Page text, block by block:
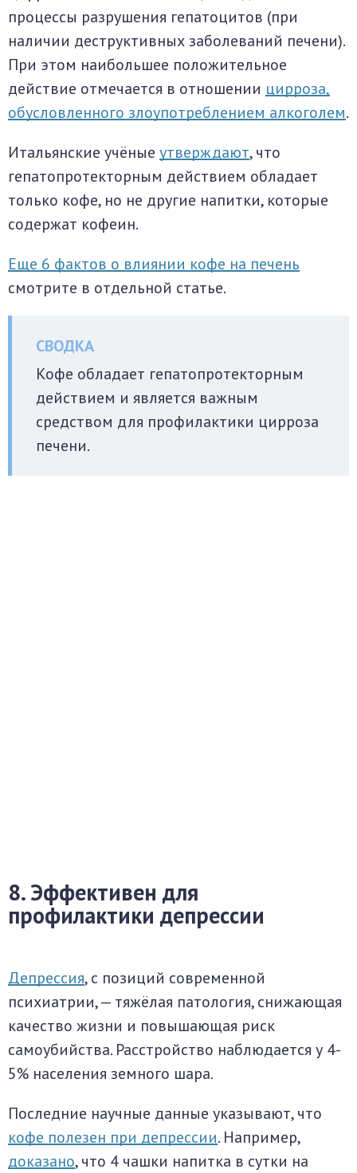
процессы разрушения гепатоцитов (при
наличии деструктивных заболеваний печени).
При этом наибольшее положительное
действие отмечается в отношении цирроза,
обусловленного злоупотреблением алкоголем.
Итальянские учёные утверждают, что
гепатопротекторным действием обладает
только кофе, но не другие напитки, которые
содержат кофеин.
Еще 6 фактов о влиянии кофе на печень
смотрите в отдельной статье.
Кофе обладает гепатопротекторным
действием и является важным
средством для профилактики цирроза
печени.
8. Эффективен для
профилактики депрессии
Депрессия, с позиций современной
психиатрии, — тяжёлая патология, снижающая
качество жизни и повышающая риск
самоубийства. Расстройство наблюдается у 4-
5% населения земного шара.
Последние научные данные указывают, что
кофе полезен при депрессии. Например,
доказано, что 4 чашки напитка в сутки на